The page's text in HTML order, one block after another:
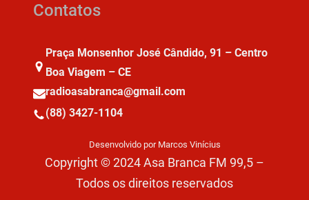
Contatos
Praça Monsenhor José Cândido, 91 – Centro
Boa Viagem – CE
radioasabranca@gmail.com
(88) 3427-1104
Desenvolvido por Marcos Vinícius
Copyright © 2024 Asa Branca FM 99,5 –
Todos os direitos reservados